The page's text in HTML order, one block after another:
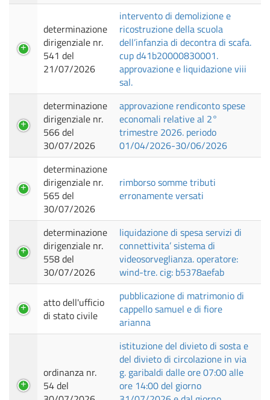
determinazione
dirigenziale nr.
541 del
21/07/2026
intervento di demolizione e
ricostruzione della scuola
dell’infanzia di decontra di scafa.
cup d41b20000830001.
approvazione e liquidazione viii
sal.
determinazione
dirigenziale nr.
566 del
30/07/2026
approvazione rendiconto spese
economali relative al 2°
trimestre 2026. periodo
01/04/2026-30/06/2026
determinazione
dirigenziale nr.
565 del
30/07/2026
rimborso somme tributi
erronamente versati
determinazione
dirigenziale nr.
558 del
30/07/2026
liquidazione di spesa servizi di
connettivita’ sistema di
videosorveglianza. operatore:
wind-tre. cig: b5378aefab
atto dell'ufficio
di stato civile
pubblicazione di matrimonio di
cappello samuel e di fiore
arianna
ordinanza nr.
54 del
istituzione del divieto di sosta e
del divieto di circolazione in via
g. garibaldi dalle ore 07:00 alle
ore 14:00 del giorno